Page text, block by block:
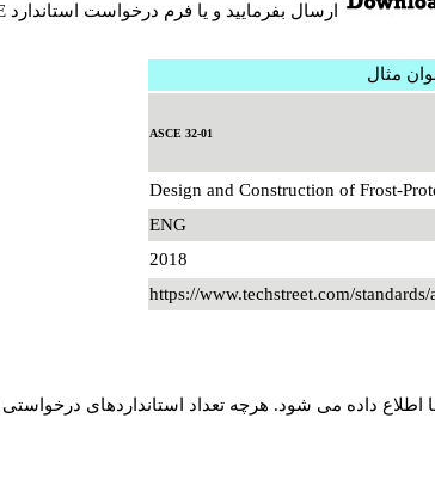
ارسال بفرمایید و یا فرم درخواست استاندارد ASCE را در انتهای صفحه پر کنید.
مثال
ASCE 32-01
Design and Construction of Frost-
ENG
2018
https://www.techstreet.com/